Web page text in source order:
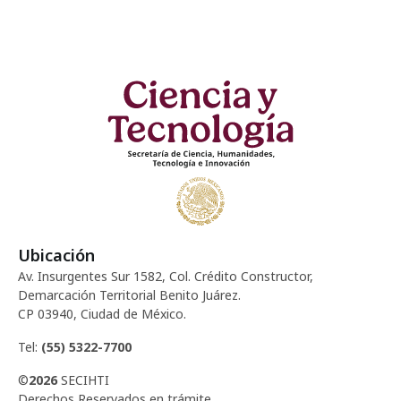
Ubicación
Av. Insurgentes Sur 1582, Col. Crédito Constructor,
Demarcación Territorial Benito Juárez.
CP 03940, Ciudad de México.
Tel: (55) 5322-7700
©2026 SECIHTI